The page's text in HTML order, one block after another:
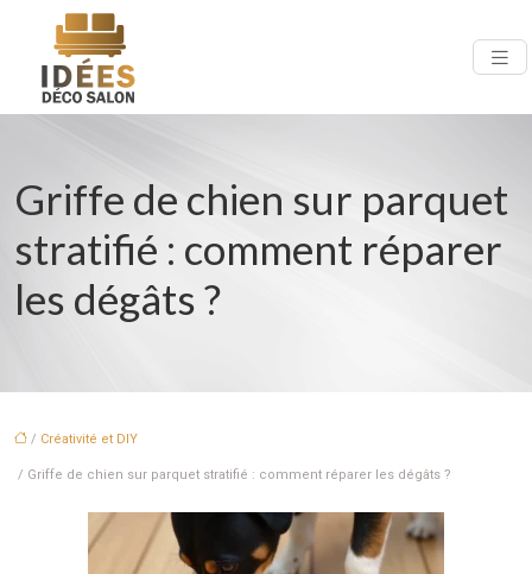
Griffe de chien sur parquet
stratifié : comment réparer
les dégâts ?
/ Créativité et DIY
/ Griffe de chien sur parquet stratifié : comment réparer les dégâts ?